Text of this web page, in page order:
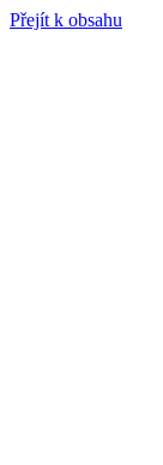
Přejít k obsahu